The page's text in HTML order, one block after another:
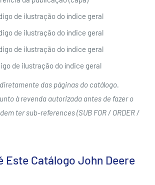
de ilustração do índice geral
de ilustração do índice geral
de ilustração do índice geral
de ilustração do índice geral
das páginas do catálogo.
à revenda autorizada antes de fazer o
ter sub-references (SUB FOR / ORDER /
Este Catálogo John Deere